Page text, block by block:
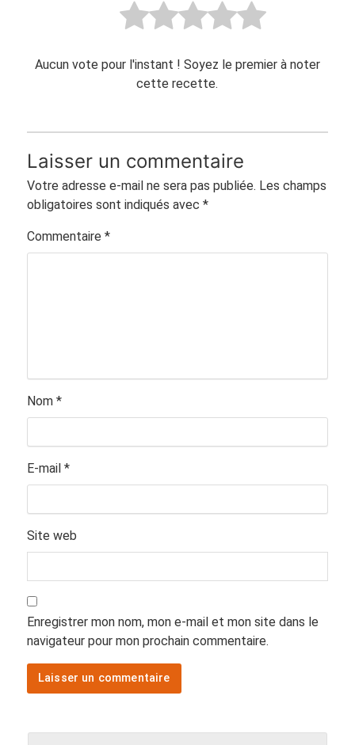
Aucun vote pour l'instant ! Soyez le premier à noter
cette recette.
Laisser un commentaire
Votre adresse e-mail ne sera pas publiée. Les champs
obligatoires sont indiqués avec *
Commentaire *
Nom *
E-mail *
Site web
Enregistrer mon nom, mon e-mail et mon site dans le
navigateur pour mon prochain commentaire.